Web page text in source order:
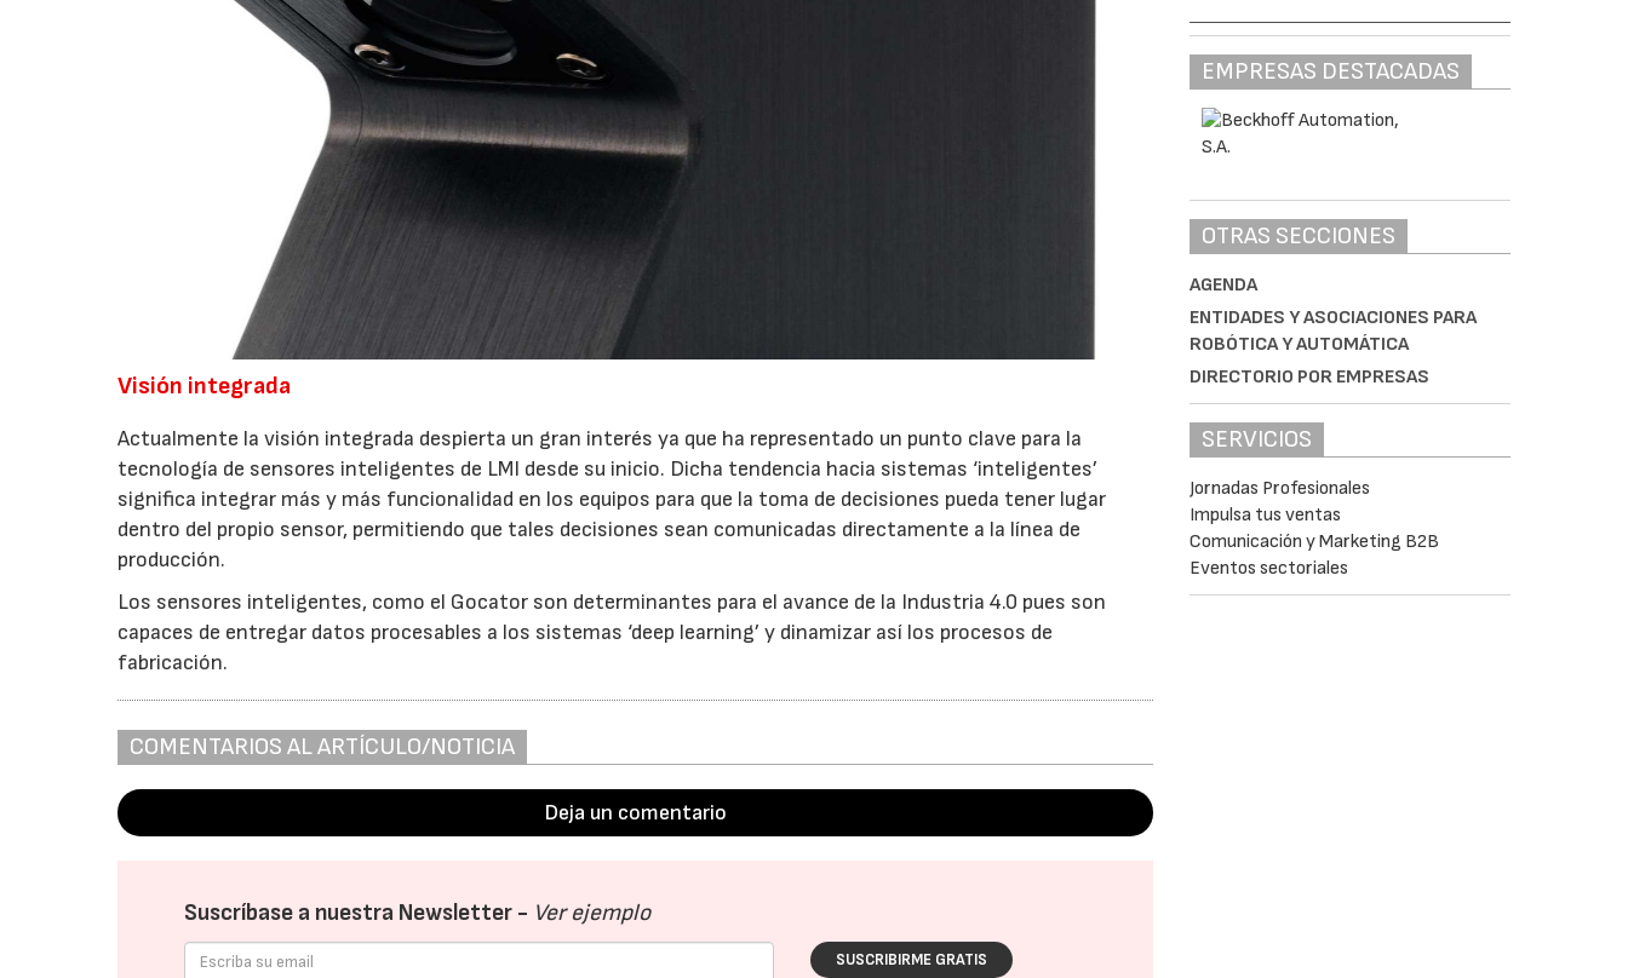
Visión integrada
Actualmente la visión integrada despierta un gran interés ya que ha representado un punto clave para la
tecnología de sensores inteligentes de LMI desde su inicio. Dicha tendencia hacia sistemas ‘inteligentes’
significa integrar más y más funcionalidad en los equipos para que la toma de decisiones pueda tener lugar
dentro del propio sensor, permitiendo que tales decisiones sean comunicadas directamente a la línea de
producción.
Los sensores inteligentes, como el Gocator son determinantes para el avance de la Industria 4.0 pues son
capaces de entregar datos procesables a los sistemas ‘deep learning’ y dinamizar así los procesos de
fabricación.
COMENTARIOS AL ARTÍCULO/NOTICIA
Deja un comentario
Suscríbase a nuestra Newsletter - Ver ejemplo
SUSCRIBIRME GRATIS
EMPRESAS DESTACADAS
OTRAS SECCIONES
AGENDA
ENTIDADES Y ASOCIACIONES PARA
ROBÓTICA Y AUTOMÁTICA
DIRECTORIO POR EMPRESAS
SERVICIOS
Jornadas Profesionales
Impulsa tus ventas
Comunicación y Marketing B2B
Eventos sectoriales